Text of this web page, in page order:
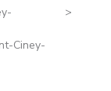
Ciney-